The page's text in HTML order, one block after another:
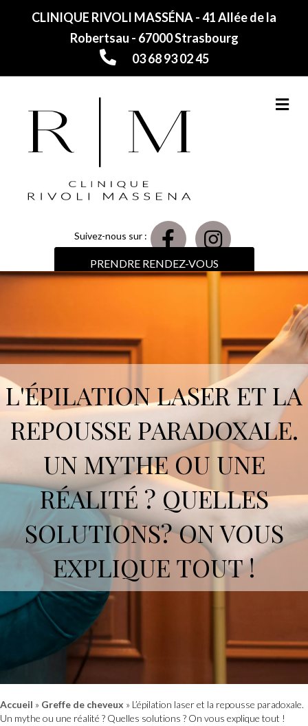
CLINIQUE RIVOLI MASSÉNA - 41 Allée de la
Robertsau - 67000 Strasbourg
03 68 93 02 45
Suivez-nous sur :
PRENDRE RENDEZ-VOUS
L'ÉPILATION LASER ET LA
REPOUSSE PARADOXALE.
UN MYTHE OU UNE
RÉALITÉ ? QUELLES
SOLUTIONS? ON VOUS
EXPLIQUE TOUT !
Accueil » Greffe de cheveux » L’épilation laser et la repousse paradoxale.
Un mythe ou une réalité ? Quelles solutions ? On vous explique tout !